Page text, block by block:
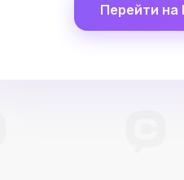
Перейти на